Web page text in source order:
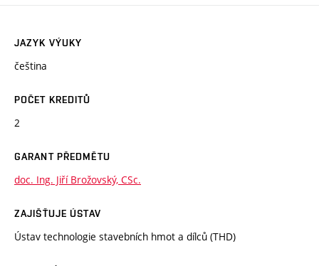
JAZYK VÝUKY
čeština
POČET KREDITŮ
2
GARANT PŘEDMĚTU
doc. Ing. Jiří Brožovský, CSc.
ZAJIŠŤUJE ÚSTAV
Ústav technologie stavebních hmot a dílců (THD)